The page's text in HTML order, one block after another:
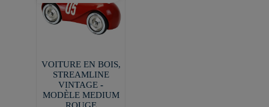
VOITURE EN BOIS,
STREAMLINE
VINTAGE -
MODÈLE MEDIUM
ROUGE